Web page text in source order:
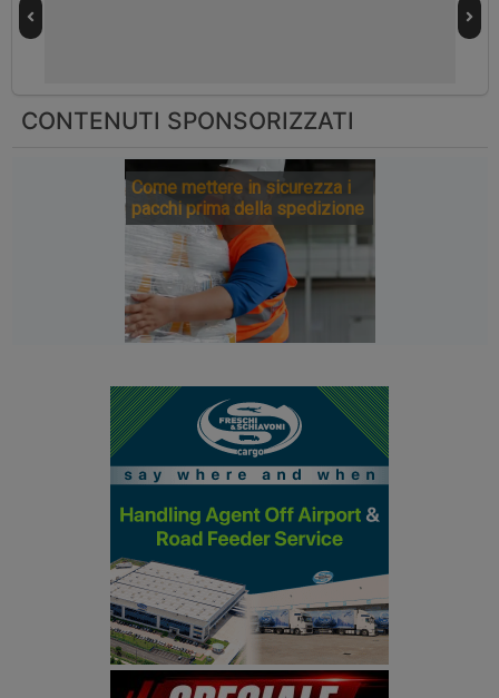
CONTENUTI SPONSORIZZATI
Come mettere in sicurezza i
pacchi prima della spedizione